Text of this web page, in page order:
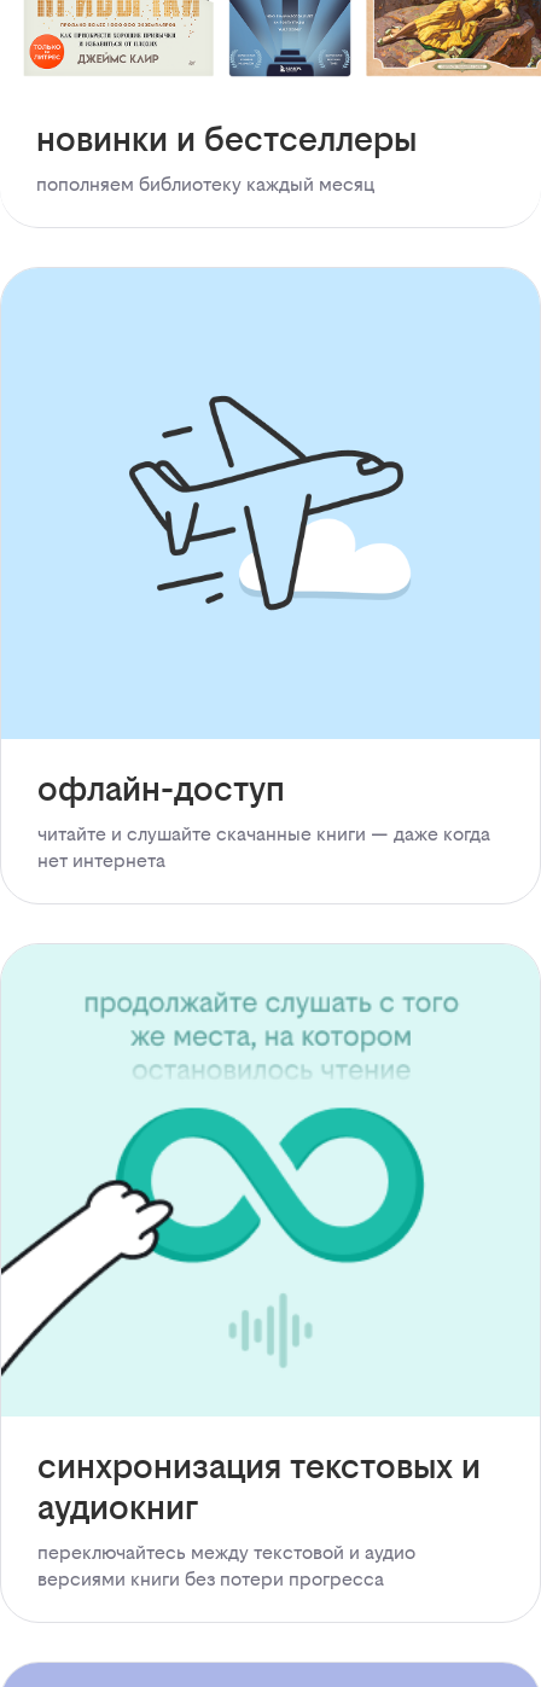
новинки и бестселлеры
пополняем библиотеку каждый месяц
офлайн-доступ
читайте и слушайте скачанные книги — даже когда
нет интернета
синхронизация текстовых и
аудиокниг
переключайтесь между текстовой и аудио
версиями книги без потери прогресса